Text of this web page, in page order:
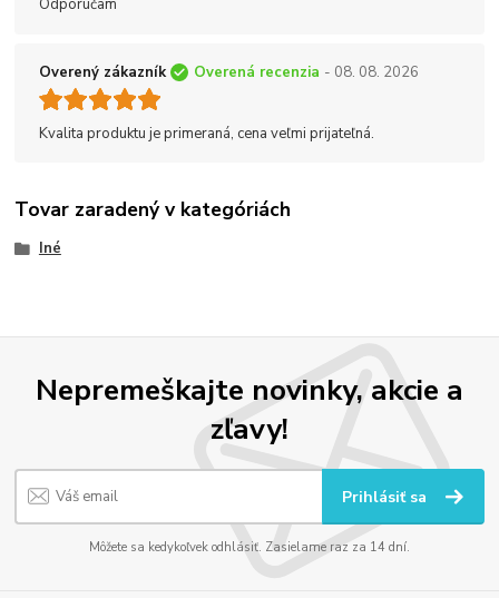
Odporúčam
Overený zákazník Overená recenzia - 08. 08. 2026
Kvalita produktu je primeraná, cena veľmi prijateľná.
Tovar zaradený v kategóriách
Iné
Nepremeškajte novinky, akcie a
zľavy!
Prihlásiť sa
Môžete sa kedykoľvek odhlásiť. Zasielame raz za 14 dní.